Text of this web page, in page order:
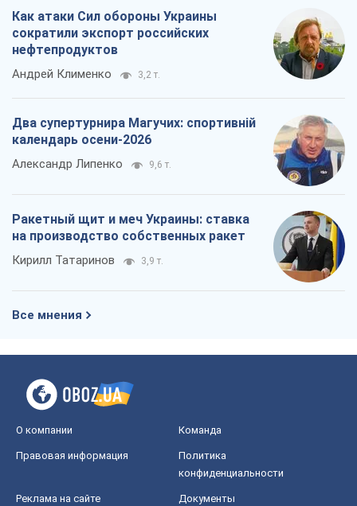
Как атаки Сил обороны Украины
сократили экспорт российских
нефтепродуктов
Андрей Клименко 3,2 т.
Два супертурнира Магучих: спортивній
календарь осени-2026
Александр Липенко 9,6 т.
Ракетный щит и меч Украины: ставка
на производство собственных ракет
Кирилл Татаринов 3,9 т.
Все мнения
О компании Команда
Правовая информация
Политика
конфиденциальности
Реклама на сайте Документы